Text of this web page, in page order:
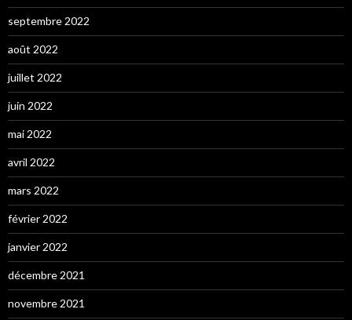
septembre 2022
août 2022
juillet 2022
juin 2022
mai 2022
avril 2022
mars 2022
février 2022
janvier 2022
décembre 2021
novembre 2021